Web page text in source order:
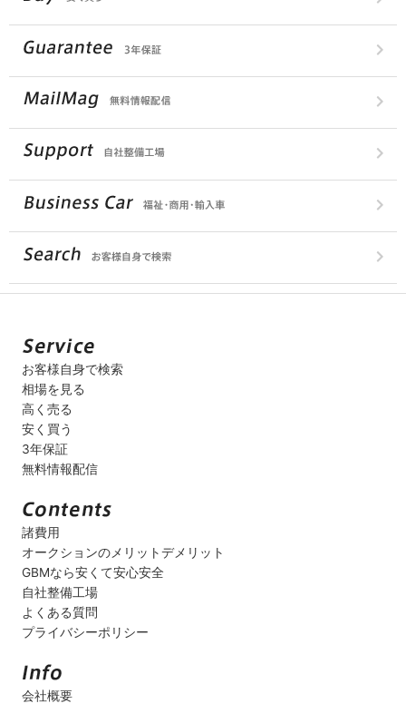
お客様自身で検索
相場を見る
高く売る
安く買う
3年保証
無料情報配信
諸費用
オークションのメリットデメリット
GBMなら安くて安心安全
自社整備工場
よくある質問
プライバシーポリシー
会社概要